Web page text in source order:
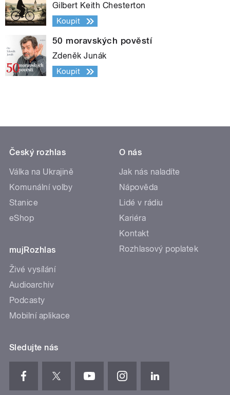
Gilbert Keith Chesterton
Koupit
50 moravských pověstí
Zdeněk Junák
Koupit
Český rozhlas
Válka na Ukrajině
Komunální volby
Stanice
eShop
mujRozhlas
Živé vysílání
Audioarchiv
Podcasty
Mobilní aplikace
O nás
Jak nás naladíte
Nápověda
Lidé v rádiu
Kariéra
Kontakt
Rozhlasový poplatek
Sledujte nás